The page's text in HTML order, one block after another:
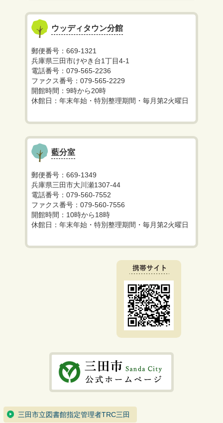
ウッディタウン分館
郵便番号：669-1321
兵庫県三田市けやき台1丁目4-1
電話番号：079-565-2236
ファクス番号：079-565-2229
開館時間：9時から20時
休館日：年末年始・特別整理期間・毎月第2火曜日
藍分室
郵便番号：669-1349
兵庫県三田市大川瀬1307-44
電話番号：079-560-7552
ファクス番号：079-560-7556
開館時間：10時から18時
休館日：年末年始・特別整理期間・毎月第2火曜日
三田市立図書館指定管理者TRC三田